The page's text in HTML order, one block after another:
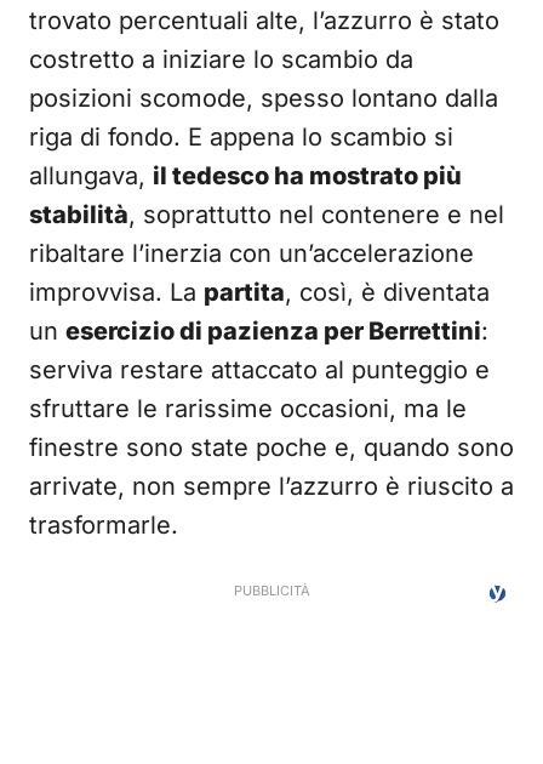
trovato percentuali alte, l’azzurro è stato
costretto a iniziare lo scambio da
posizioni scomode, spesso lontano dalla
riga di fondo. E appena lo scambio si
allungava, il tedesco ha mostrato più
stabilità, soprattutto nel contenere e nel
ribaltare l’inerzia con un’accelerazione
improvvisa. La partita, così, è diventata
un esercizio di pazienza per Berrettini:
serviva restare attaccato al punteggio e
sfruttare le rarissime occasioni, ma le
finestre sono state poche e, quando sono
arrivate, non sempre l’azzurro è riuscito a
trasformarle.